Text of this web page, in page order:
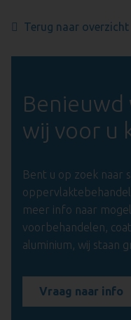
Terug naar overzicht
Benieuwd
wij voor u
Bent u op zoek naar
meer info naar
voorbehandelen,
aluminium, wij staan
Vraag naar info